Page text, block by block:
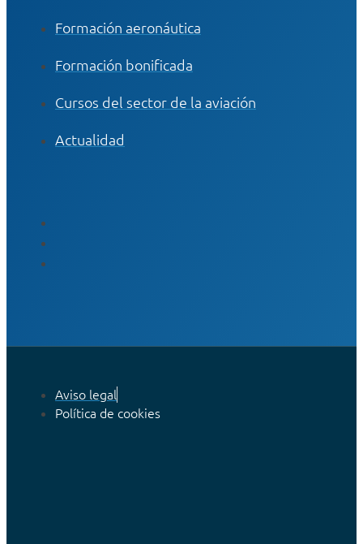
Formación aeronáutica
Formación bonificada
Cursos del sector de la aviación
Actualidad
Aviso legal
Política de cookies